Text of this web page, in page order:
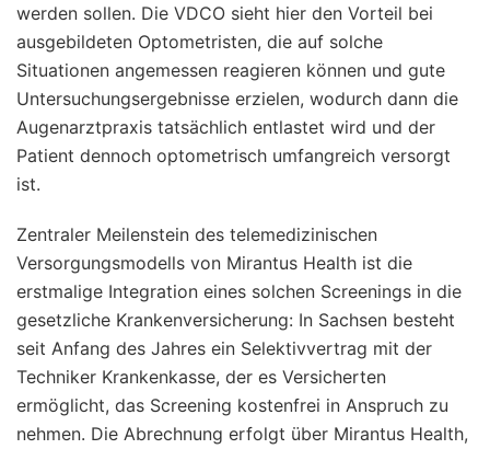
werden sollen. Die VDCO sieht hier den Vorteil bei
ausgebildeten Optometristen, die auf solche
Situationen angemessen reagieren können und gute
Untersuchungsergebnisse erzielen, wodurch dann die
Augenarztpraxis tatsächlich entlastet wird und der
Patient dennoch optometrisch umfangreich versorgt
ist.
Zentraler Meilenstein des telemedizinischen
Versorgungsmodells von Mirantus Health ist die
erstmalige Integration eines solchen Screenings in die
gesetzliche Krankenversicherung: In Sachsen besteht
seit Anfang des Jahres ein Selektivvertrag mit der
Techniker Krankenkasse, der es Versicherten
ermöglicht, das Screening kostenfrei in Anspruch zu
nehmen. Die Abrechnung erfolgt über Mirantus Health,